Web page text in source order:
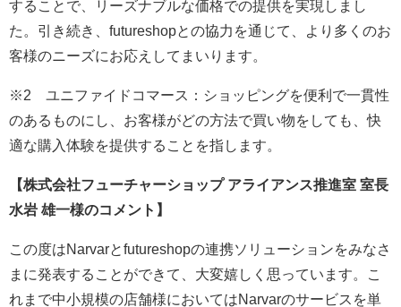
することで、リーズナブルな価格での提供を実現しまし
た。引き続き、futureshopとの協力を通じて、より多くのお
客様のニーズにお応えしてまいります。
※2 ユニファイドコマース：ショッピングを便利で一貫性
のあるものにし、お客様がどの方法で買い物をしても、快
適な購入体験を提供することを指します。
【株式会社フューチャーショップ アライアンス推進室 室長
水岩 雄一様のコメント】
この度はNarvarとfutureshopの連携ソリューションをみなさ
まに発表することができて、大変嬉しく思っています。こ
れまで中小規模の店舗様においてはNarvarのサービスを単